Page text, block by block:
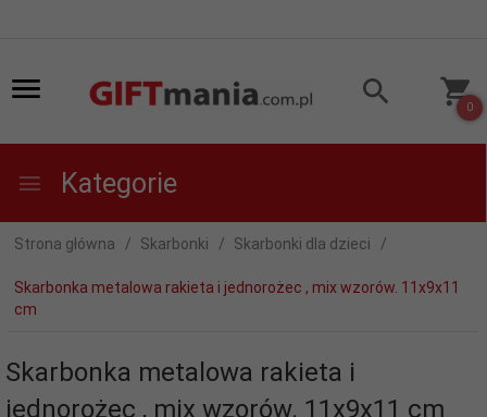
0
Kategorie
Strona główna Skarbonki Skarbonki dla dzieci
Skarbonka metalowa rakieta i jednorożec , mix wzorów. 11x9x11
cm
Skarbonka metalowa rakieta i
jednorożec , mix wzorów. 11x9x11 cm